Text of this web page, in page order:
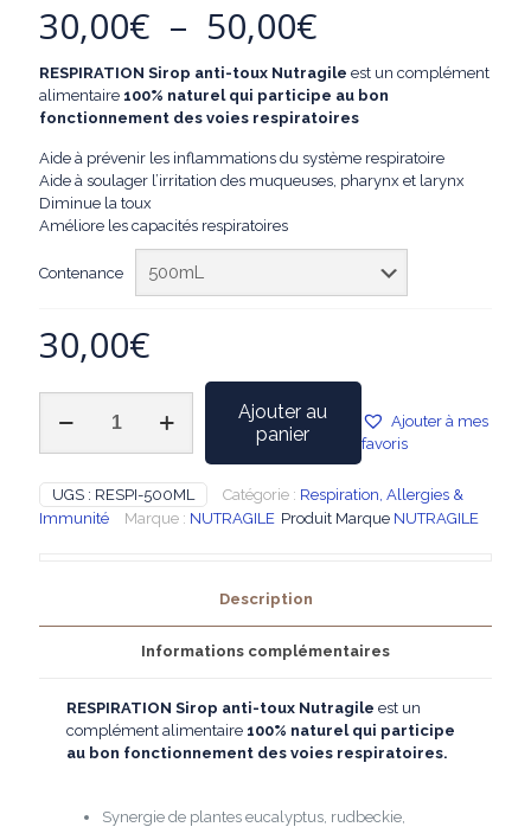
30,00€ – 50,00€
de
prix :
30,00€
à
50,00€
RESPIRATION Sirop anti-toux Nutragile est un complément
alimentaire 100% naturel qui participe au bon
fonctionnement des voies respiratoires
Aide à prévenir les inflammations du système respiratoire
Aide à soulager l’irritation des muqueuses, pharynx et larynx
Diminue la toux
Améliore les capacités respiratoires
Contenance
30,00€
RESPIRATION
Sirop
Ajouter au
panier
Ajouter à mes
favoris
UGS : RESPI-500ML Catégorie : Respiration, Allergies &
Immunité
Marque : NUTRAGILE Produit Marque NUTRAGILE
Description
Informations complémentaires
RESPIRATION Sirop anti-toux Nutragileest un
complément alimentaire 100% naturel qui participe
au bon fonctionnement des voies respiratoires.
Synergie de plantes eucalyptus, rudbeckie,